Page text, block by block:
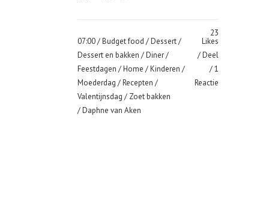
07:00 /Budget food /Dessert/
Dessert en bakken /Diner/
Feestdagen /Home /Kinderen /
Moederdag /Recepten /
Valentijnsdag / Zoet bakken
/ Daphne van Aken
23
Likes
Deel
1
Reactie